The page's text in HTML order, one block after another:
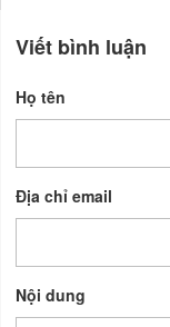
Viết bình luận
Họ tên
Địa chỉ email
Nội dung